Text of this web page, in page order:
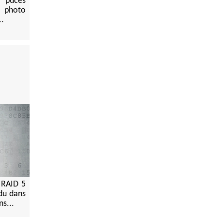
photo
5
dans